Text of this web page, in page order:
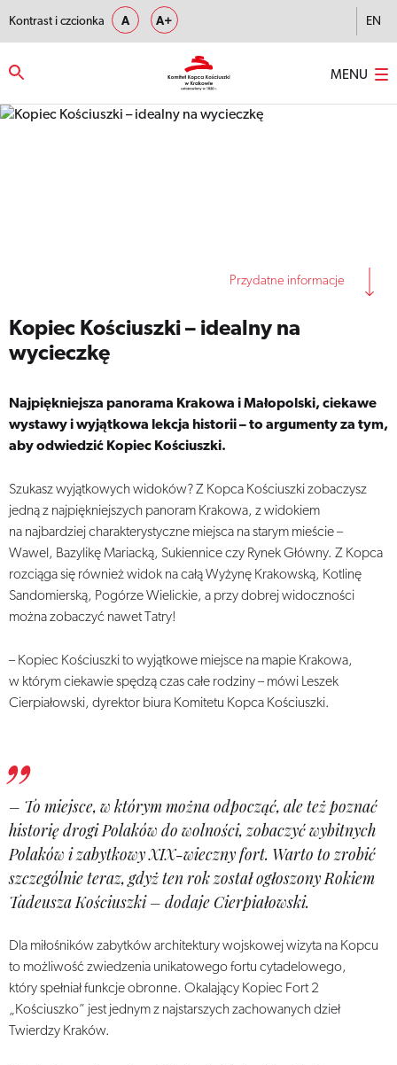
Kontrast i czcionka A A+ EN
MENU
Przydatne informacje
Kopiec Kościuszki – idealny na
wycieczkę
Najpiękniejsza panorama Krakowa i Małopolski, ciekawe
wystawy i wyjątkowa lekcja historii – to argumenty za tym,
aby odwiedzić Kopiec Kościuszki.
Szukasz wyjątkowych widoków? Z Kopca Kościuszki zobaczysz
jedną z najpiękniejszych panoram Krakowa, z widokiem
na najbardziej charakterystyczne miejsca na starym mieście –
Wawel, Bazylikę Mariacką, Sukiennice czy Rynek Główny. Z Kopca
rozciąga się również widok na całą Wyżynę Krakowską, Kotlinę
Sandomierską, Pogórze Wielickie, a przy dobrej widoczności
można zobaczyć nawet Tatry!
– Kopiec Kościuszki to wyjątkowe miejsce na mapie Krakowa,
w którym ciekawie spędzą czas całe rodziny – mówi Leszek
Cierpiałowski, dyrektor biura Komitetu Kopca Kościuszki.
– To miejsce, w którym można odpocząć, ale też poznać
historię drogi Polaków do wolności, zobaczyć wybitnych
Polaków i zabytkowy XIX-wieczny fort. Warto to zrobić
szczególnie teraz, gdyż ten rok został ogłoszony Rokiem
Tadeusza Kościuszki – dodaje Cierpiałowski.
Dla miłośników zabytków architektury wojskowej wizyta na Kopcu
to możliwość zwiedzenia unikatowego fortu cytadelowego,
który spełniał funkcje obronne. Okalający Kopiec Fort 2
„Kościuszko” jest jednym z najstarszych zachowanych dzieł
Twierdzy Kraków.